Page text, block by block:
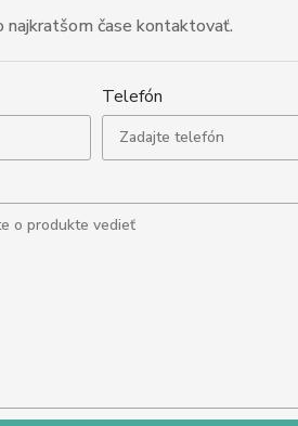
najkratšom čase kontaktovať.
Telefón